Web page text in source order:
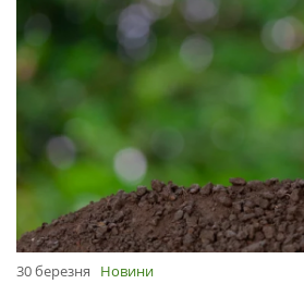
30 березня Новини